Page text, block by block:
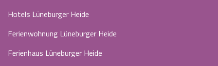
Hotels Lüneburger Heide
Ferienwohnung Lüneburger Heide
Ferienhaus Lüneburger Heide